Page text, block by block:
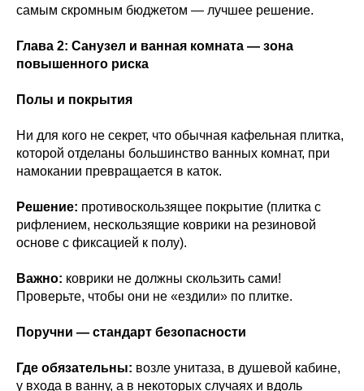
самым скромным бюджетом — лучшее решение.
Глава 2: Санузел и ванная комната — зона
повышенного риска
Полы и покрытия
Ни для кого не секрет, что обычная кафельная плитка,
которой отделаны большинство ванных комнат, при
намокании превращается в каток.
Решение: противоскользящее покрытие (плитка с
рифлением, нескользящие коврики на резиновой
основе с фиксацией к полу).
Важно: коврики не должны скользить сами!
Проверьте, чтобы они не «ездили» по плитке.
Поручни — стандарт безопасности
Где обязательны: возле унитаза, в душевой кабине,
у входа в ванну, а в некоторых случаях и вдоль